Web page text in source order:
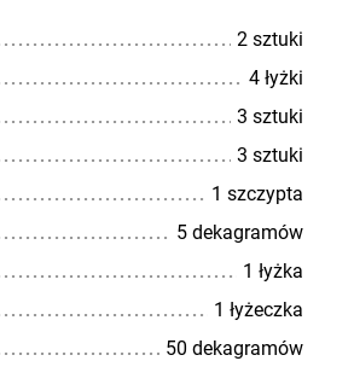
2 sztuki
4 łyżki
3 sztuki
3 sztuki
1 szczypta
5 dekagramów
1 łyżka
1 łyżeczka
50 dekagramów